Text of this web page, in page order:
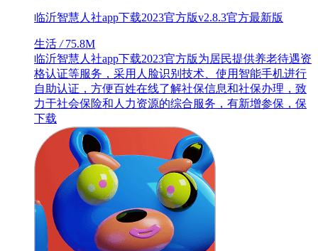
临沂智慧人社app下载2023官方版v2.8.3官方最新版
生活 /75.8M
临沂智慧人社app下载2023官方版为居民提供养老待遇资
格认证等服务，采用人脸识别技术、使用智能手机进行
自助认证，方便百姓在线了解社保信息和社保办理，致
力于社会保险和人力资源的综合服务，有新增参保，保
下载